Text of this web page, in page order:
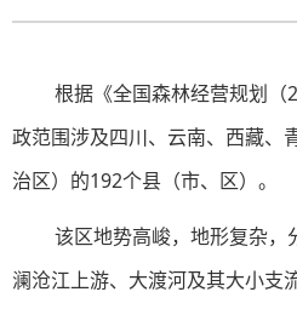
根据《全国森林经营规划
政范围涉及四川、云南、西藏、
治区）的192个县（市、区）。
该区地势高峻，地形复杂，
澜沧江上游、大渡河及其大小支